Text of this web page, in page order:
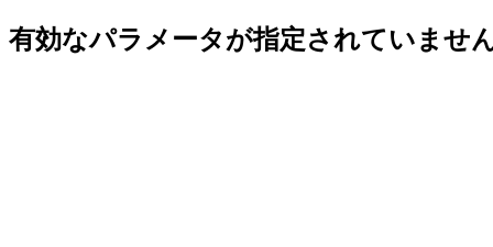
有効なパラメータが指定されていませ